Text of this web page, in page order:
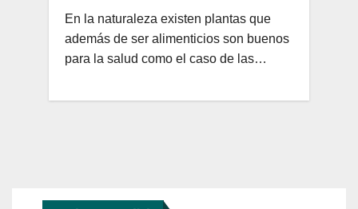
En la naturaleza existen plantas que
además de ser alimenticios son buenos
para la salud como el caso de las…